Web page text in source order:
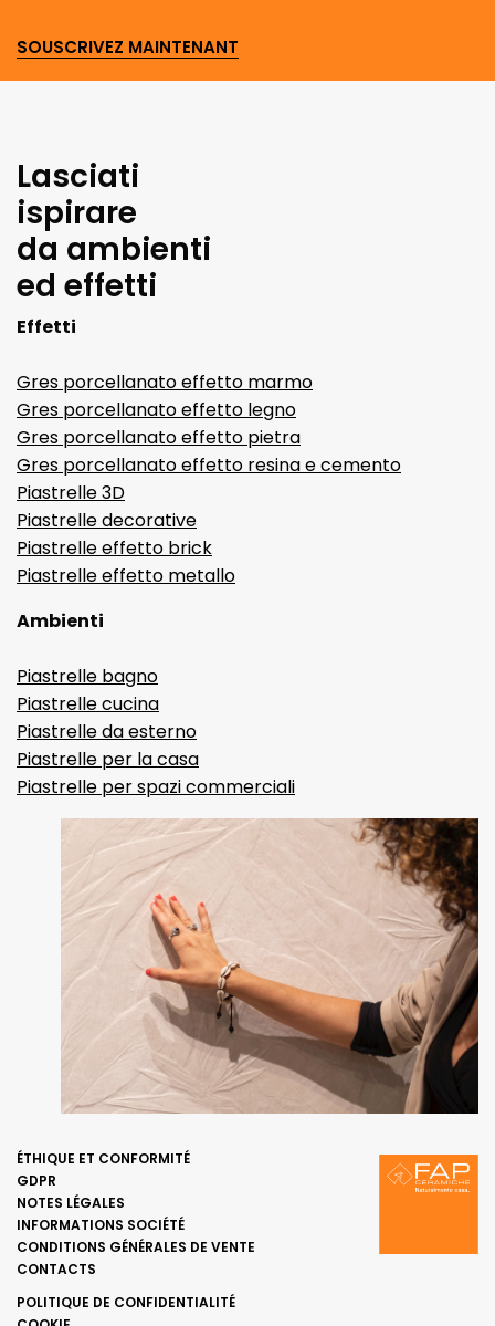
SOUSCRIVEZ MAINTENANT
Lasciati
ispirare
da ambienti
ed effetti
Effetti
Gres porcellanato effetto marmo
Gres porcellanato effetto legno
Gres porcellanato effetto pietra
Gres porcellanato effetto resina e cemento
Piastrelle 3D
Piastrelle decorative
Piastrelle effetto brick
Piastrelle effetto metallo
Ambienti
Piastrelle bagno
Piastrelle cucina
Piastrelle da esterno
Piastrelle per la casa
Piastrelle per spazi commerciali
ÉTHIQUE ET CONFORMITÉ
GDPR
NOTES LÉGALES
INFORMATIONS SOCIÉTÉ
CONDITIONS GÉNÉRALES DE VENTE
CONTACTS
POLITIQUE DE CONFIDENTIALITÉ